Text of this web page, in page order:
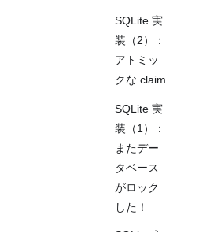
SQLite 実
装（2）：
アトミッ
クな claim
SQLite 実
装（1）：
またデー
タベース
がロック
した！